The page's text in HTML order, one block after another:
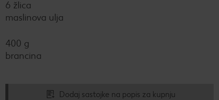
6 žlica
maslinova ulja
400 g
brancina
Dodaj sastojke na popis za kupnju